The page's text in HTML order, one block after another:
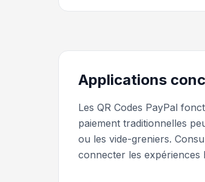
Applications
Les QR Codes PayPal
paiement traditionnelles
ou les vide-greniers.
connecter les expériences